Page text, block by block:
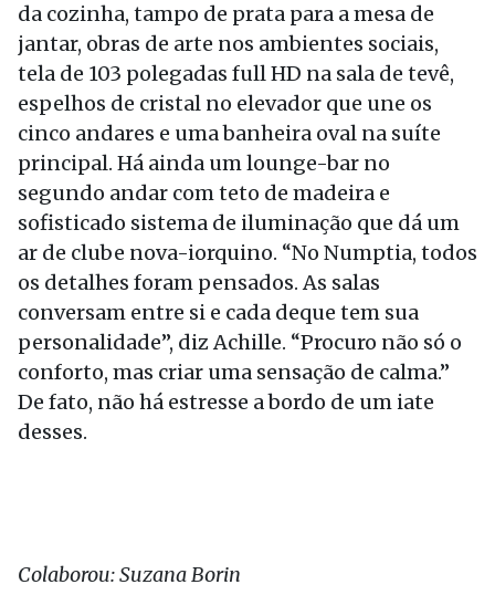
da cozinha, tampo de prata para a mesa de
jantar, obras de arte nos ambientes sociais,
tela de 103 polegadas full HD na sala de tevê,
espelhos de cristal no elevador que une os
cinco andares e uma banheira oval na suíte
principal. Há ainda um lounge-bar no
segundo andar com teto de madeira e
sofisticado sistema de iluminação que dá um
ar de clube nova-iorquino. “No Numptia, todos
os detalhes foram pensados. As salas
conversam entre si e cada deque tem sua
personalidade”, diz Achille. “Procuro não só o
conforto, mas criar uma sensação de calma.”
De fato, não há estresse a bordo de um iate
desses.
Colaborou: Suzana Borin